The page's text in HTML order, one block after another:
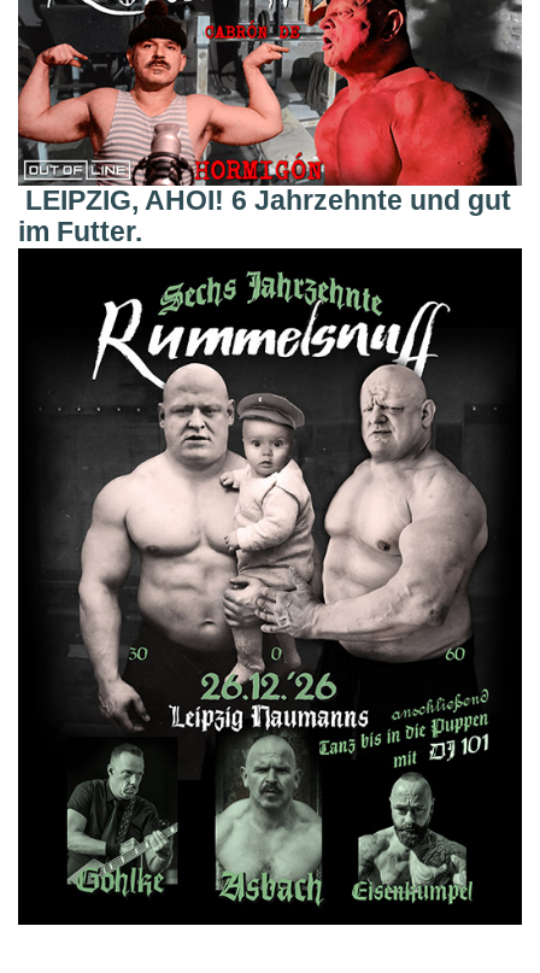
LEIPZIG, AHOI! 6 Jahrzehnte und gut
im Futter.